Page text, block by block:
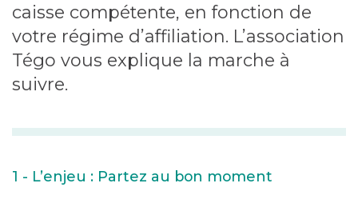
caisse compétente, en fonction de
votre régime d’affiliation. L’association
Tégo vous explique la marche à
suivre.
1 - L’enjeu : Partez au bon moment